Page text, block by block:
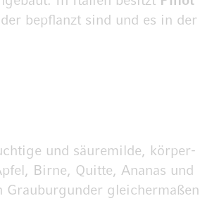
bepflanzt sind und es in der
und säuremilde, körper-
Birne, Quitte, Ananas und
gleichermaßen